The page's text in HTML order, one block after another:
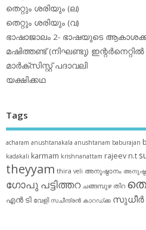
തെറ്റും ശരിയും (ല)
തെറ്റും ശരിയും (വ)
ഭാഷാജാലം 2- ഭാഷയുടെ
മഷിത്തണ്ട് (നിഘണ്ടു) ഇന്റര്‍നെറ്റില്‍
മാര്‍ക്‌സിസ്റ്റ് പദാവലി
യക്ഷിക്കഥ
Tags
acharam anushtanakala anushtanam baburajan
kadakali karmam krishnanattam rajeev n.t
theyyam thira veli അനുഷ്ഠാനം
ഗോപു പട്ടിത്തറ ചങ്ങമ്പുഴ തിറ
എൻ ടി വേളി സചീന്ദ്രന്‍ കാറഡ്ക്ക സുധീര്‍